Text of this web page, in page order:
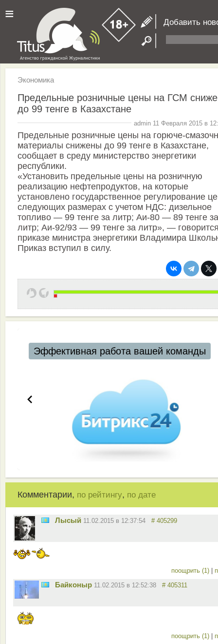
≡ Добавить
Экономика
Предельные розничные цены на ГСМ
до 99 тенге в Казахстане
admin 11 Февраля 2015 в
Предельные розничные цены на горюче-
материалы снижены до 99 тенге в Казахстане,
сообщает в среду министерство энергетики
республики.
«Установить предельные цены на розничную
реализацию нефтепродуктов, на которые
установлено государственное регулирование
следующих размерах с учетом НДС: дизельное
топливо — 99 тенге за литр; Аи-80 — 89 тенге за
литр; Аи-92/93 — 99 тенге за литр», —
приказе министра энергетики Владимира
Приказ вступил в силу.
Эффективная работа вашей команды
Комментарии, по рейтингу, по дате
Лысый 11.02.2015 в 12:37:54 # 405299
поощрить (1)
Байконыр 11.02.2015 в 12:52:38 # 405311
поощрить (1)